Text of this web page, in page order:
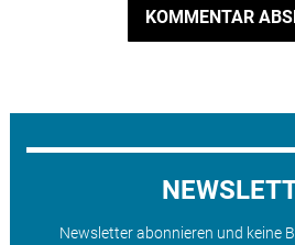
KOMMENTAR
Newsletter abonnieren und keine